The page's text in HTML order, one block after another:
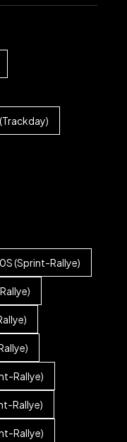
(Sprint-Rallye)
Rallye)
Rallye)
Rallye)